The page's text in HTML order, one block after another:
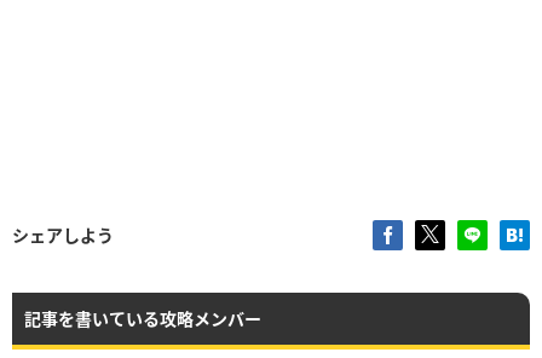
シェアしよう
記事を書いている攻略メンバー